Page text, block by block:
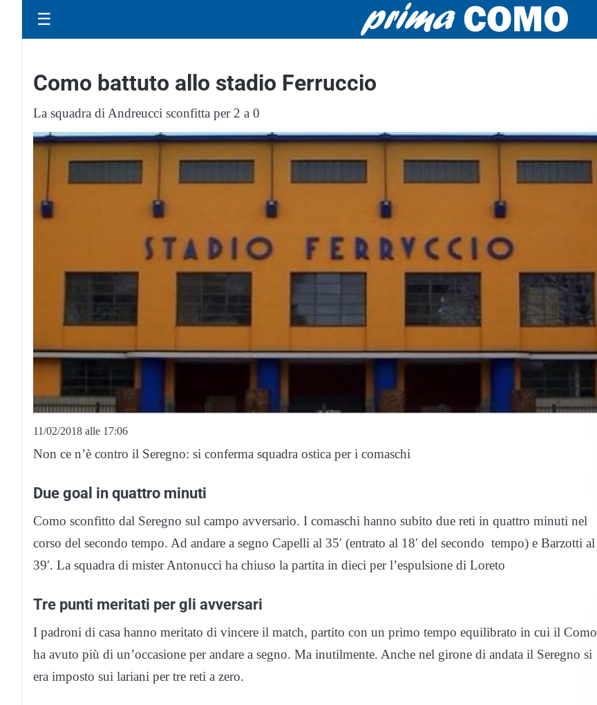
☰
Como battuto allo stadio Ferruccio
La squadra di Andreucci sconfitta per 2 a 0
11/02/2018 alle 17:06
Non ce n’è contro il Seregno: si conferma squadra ostica per i comaschi
Due goal in quattro minuti
Como sconfitto dal Seregno sul campo avversario. I comaschi hanno subito due reti in quattro minuti nel
corso del secondo tempo. Ad andare a segno Capelli al 35′ (entrato al 18′ del secondo tempo) e Barzotti al
39′. La squadra di mister Antonucci ha chiuso la partita in dieci per l’espulsione di Loreto
Tre punti meritati per gli avversari
I padroni di casa hanno meritato di vincere il match, partito con un primo tempo equilibrato in cui il Como
ha avuto più di un’occasione per andare a segno. Ma inutilmente. Anche nel girone di andata il Seregno si
era imposto sui lariani per tre reti a zero.